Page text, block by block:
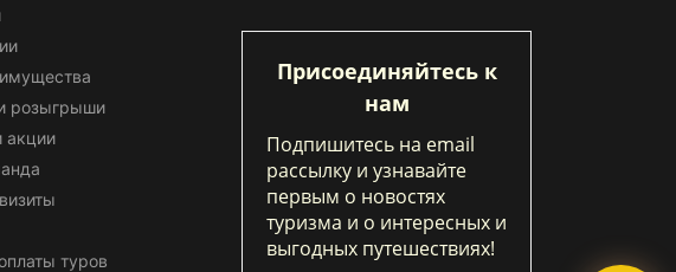
розыгрыши
акции
туров
Присоединяйтесь к
нам
Подпишитесь на email
рассылку и узнавайте
первым о новостях
туризма и о интересных и
выгодных путешествиях!